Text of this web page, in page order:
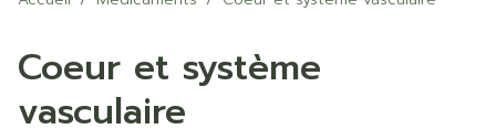
Coeur et système
vasculaire